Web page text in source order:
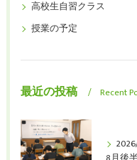
高校生自習クラス
授業の予定
最近の投稿 Recent